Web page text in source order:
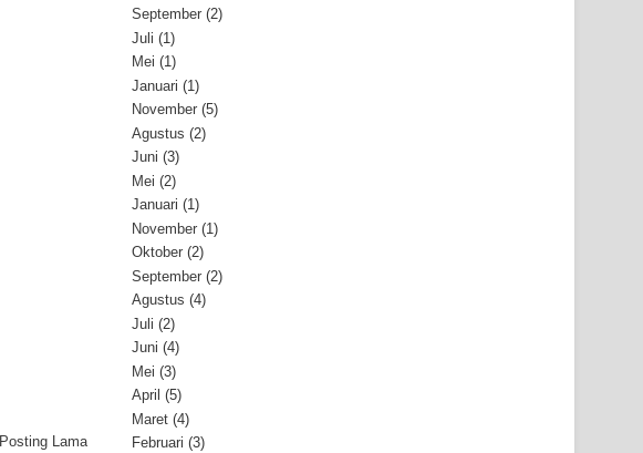
Posting Lama
September (2)
Juli (1)
Mei (1)
Januari (1)
November (5)
Agustus (2)
Juni (3)
Mei (2)
Januari (1)
November (1)
Oktober (2)
September (2)
Agustus (4)
Juli (2)
Juni (4)
Mei (3)
April (5)
Maret (4)
Februari (3)